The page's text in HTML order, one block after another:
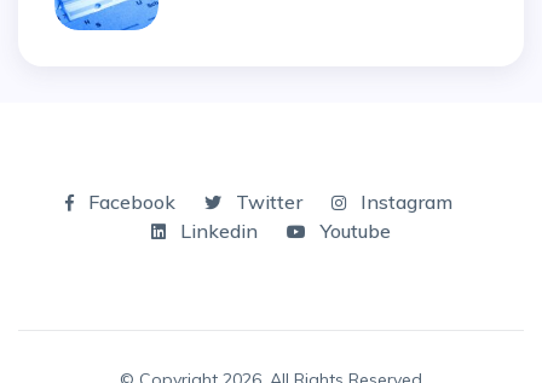
Facebook Twitter
Instagram
Linkedin
Youtube